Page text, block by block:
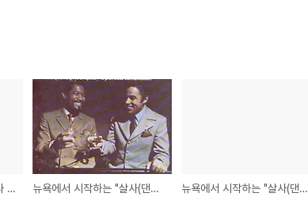
동영상으로 보는 살사밴드와 악기의 구성 뉴욕에서 시작하는 "살사(댄스)"의 변천사 (2) 뉴욕에서 시작하는 "살사(댄스)"의 변천사 (1)